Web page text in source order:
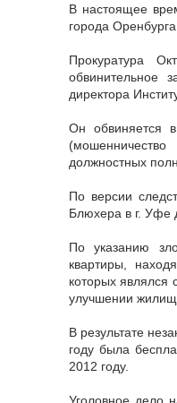
В настоящее
города
Прокуратура
обвинительное
директора
Он обвиняется
должностных
По версии
Блюхера в г.
По указанию
квартиры,
которых
улучшении
В результате
году была
2012 году.
Уголовное дело